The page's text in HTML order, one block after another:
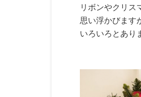
リボンやクリス
思い浮かびます
いろいろとあり